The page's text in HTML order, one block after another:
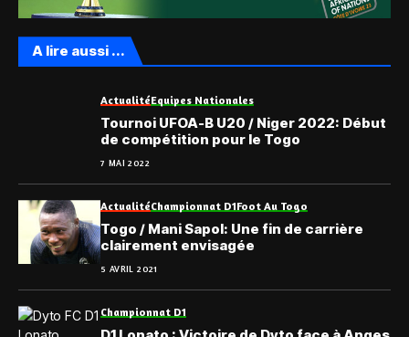
A lire aussi ...
ActualitéEquipes Nationales
Tournoi UFOA-B U20 / Niger 2022: Début
de compétition pour le Togo
7 MAI 2022
ActualitéChampionnat D1Foot Au Togo
Togo / Mani Sapol: Une fin de carrière
clairement envisagée
5 AVRIL 2021
Championnat D1